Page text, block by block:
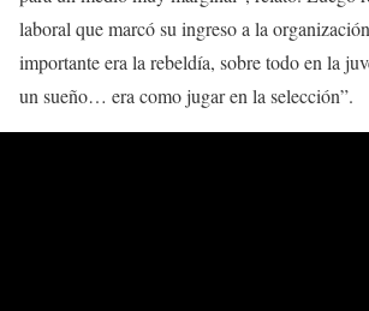
laboral que marcó su ingreso a la
importante era la rebeldía, sobre todo en la
un sueño… era como jugar en la selección”.